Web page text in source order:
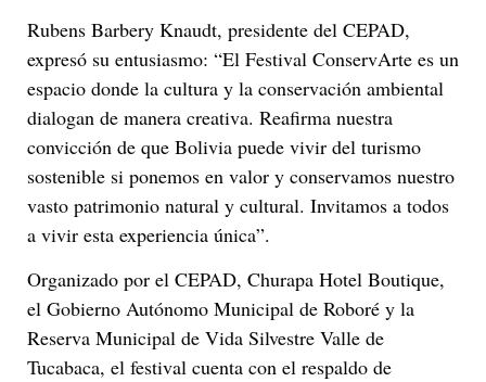
Rubens Barbery Knaudt, presidente del CEPAD,
expresó su entusiasmo: “El Festival ConservArte es un
espacio donde la cultura y la conservación ambiental
dialogan de manera creativa. Reafirma nuestra
convicción de que Bolivia puede vivir del turismo
sostenible si ponemos en valor y conservamos nuestro
vasto patrimonio natural y cultural. Invitamos a todos
a vivir esta experiencia única”.
Organizado por el CEPAD, Churapa Hotel Boutique,
el Gobierno Autónomo Municipal de Roboré y la
Reserva Municipal de Vida Silvestre Valle de
Tucabaca, el festival cuenta con el respaldo de